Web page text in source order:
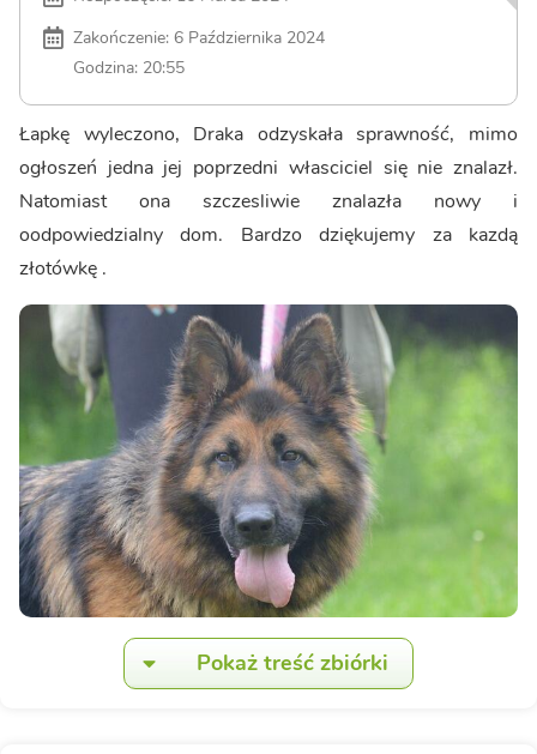
Zakończenie: 6 Października 2024
Godzina: 20:55
Łapkę wyleczono, Draka odzyskała sprawność, mimo
ogłoszeń jedna jej poprzedni własciciel się nie znalazł.
Natomiast ona szczesliwie znalazła nowy i
oodpowiedzialny dom. Bardzo dziękujemy za kazdą
złotówkę .
Pokaż treść zbiórki